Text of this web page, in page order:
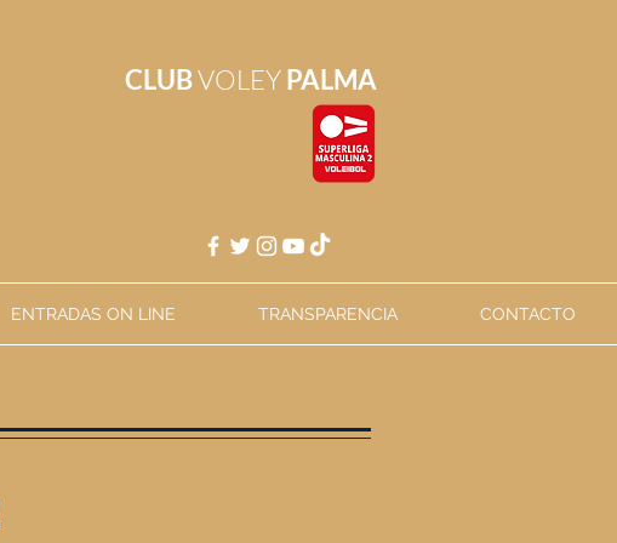
CLUBVOLEYPALMA
ENTRADAS ON LINE TRANSPARENCIA CONTACTO